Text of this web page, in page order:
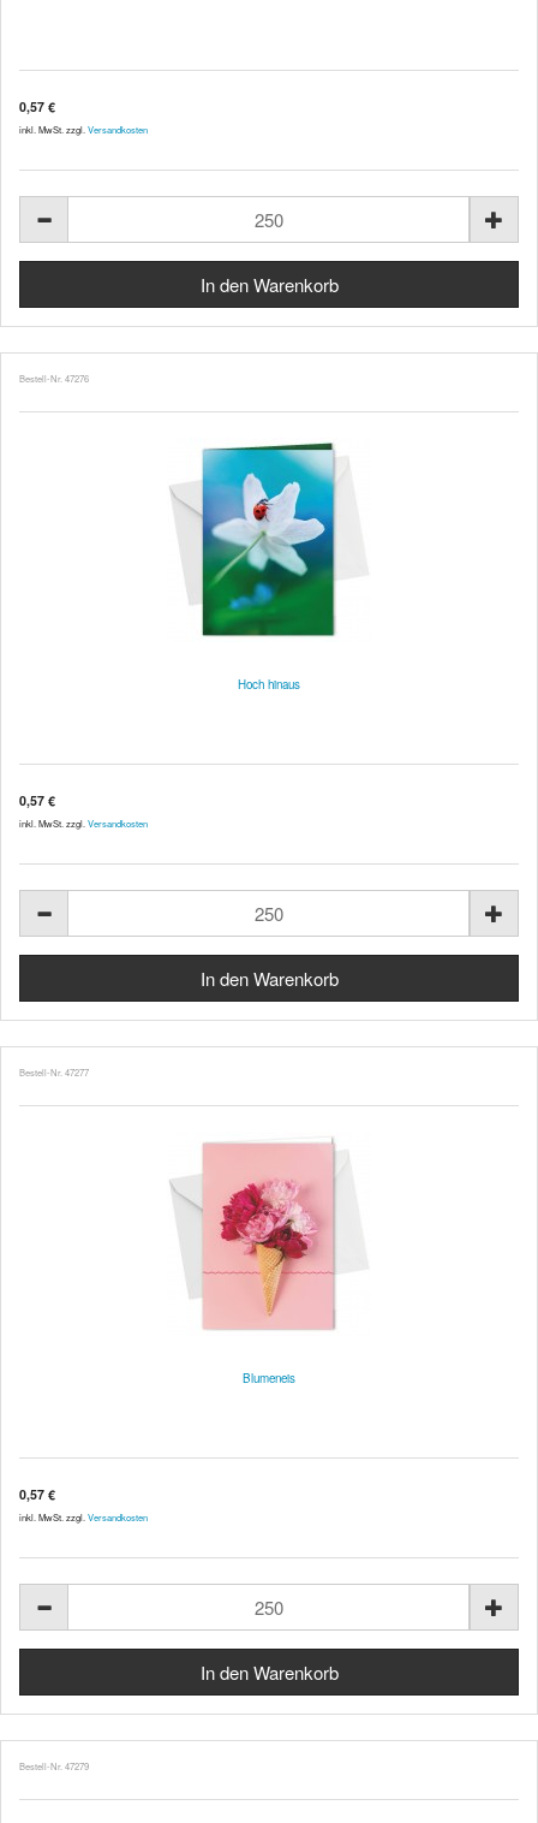
0,57 €
inkl. MwSt. zzgl. Versandkosten
Bestell-Nr. 47276
Hoch hinaus
0,57 €
inkl. MwSt. zzgl. Versandkosten
Bestell-Nr. 47277
Blumeneis
0,57 €
inkl. MwSt. zzgl. Versandkosten
Bestell-Nr. 47279